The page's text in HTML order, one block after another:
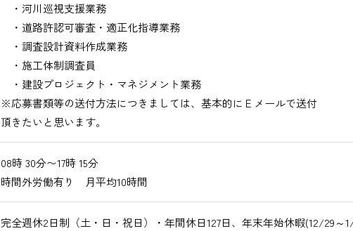
・河川巡視支援業務
・道路許認可審査・適正化指導業務
・調査設計資料作成業務
・施工体制調査員
・建設プロジェクト・マネジメント業務
※応募書類等の送付方法につきましては、基本的にＥメールで送付
頂きたいと思います。
08時 30分〜17時 15分
時間外労働有り 月平均10時間
完全週休2日制（土・日・祝日）・年間休日127日、年末年始休暇(12/29～